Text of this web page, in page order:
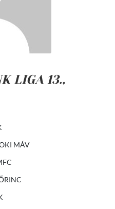
LIGA 13.,
MÁV